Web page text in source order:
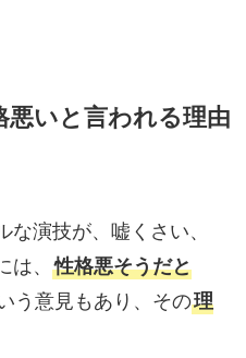
悪いと言われる理由
演技が、嘘くさい、
、 性格悪そうだと
う意見もあり、その理